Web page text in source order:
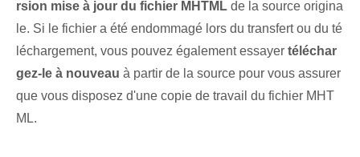
rsion mise à jour du fichier MHTML de la source origina
le. Si le fichier a été endommagé lors du transfert⁣ ou du té
léchargement,⁤ vous pouvez également essayer téléchar
gez-le à nouveau à partir de la source pour vous assurer
que vous disposez d'une copie de travail du fichier ⁣MHT
ML.